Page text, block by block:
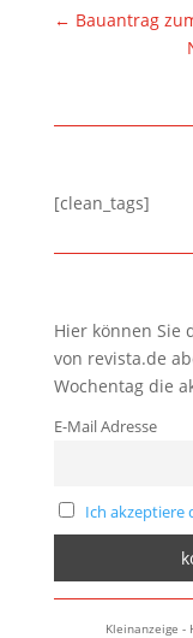
← Bauantrag
[clean_tags]
Hier können Sie
von revista.de
Wochentag die
E-Mail Adresse
Ich akzeptiere
Kleinanzeige -